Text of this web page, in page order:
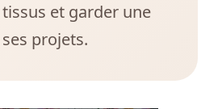
et garder une
projets.